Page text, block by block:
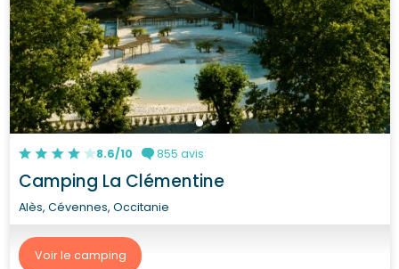
8.6/10 855 avis
Camping La Clémentine
Alès, Cévennes, Occitanie
Voir le camping